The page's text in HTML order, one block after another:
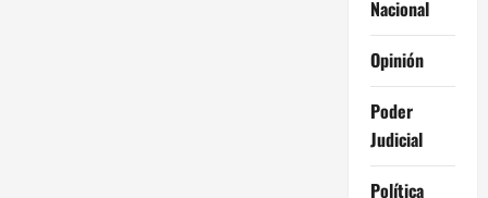
Nacional
Opinión
Poder
Judicial
Política